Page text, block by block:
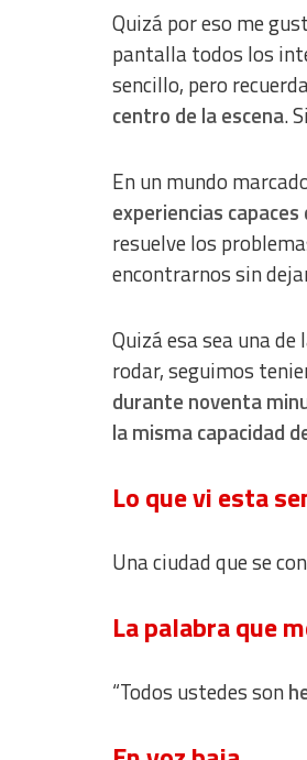
Quizá por eso me
pantalla todos los
sencillo, pero
centro de la escena.
En un mundo
experiencias
resuelve los
encontrarnos sin
Quizá esa sea una
rodar, seguimos
durante noventa
la misma capacidad
Lo que vi esta
Una ciudad que se
La palabra que
“Todos ustedes son
IAB Special Features:
Use precise geolocation data
Identify devices based on
Non-IAB processing purposes: